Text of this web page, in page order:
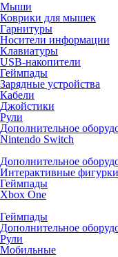
Мыши
Коврики для мышек
Гарнитуры
Носители информации
Клавиатуры
USB-накопители
Геймпады
Зарядные устройства
Кабели
Джойстики
Рули
Дополнительное
Nintendo Switch
Дополнительное
Интерактивные фигурки
Геймпады
Xbox One
Геймпады
Дополнительное
Рули
Мобильные